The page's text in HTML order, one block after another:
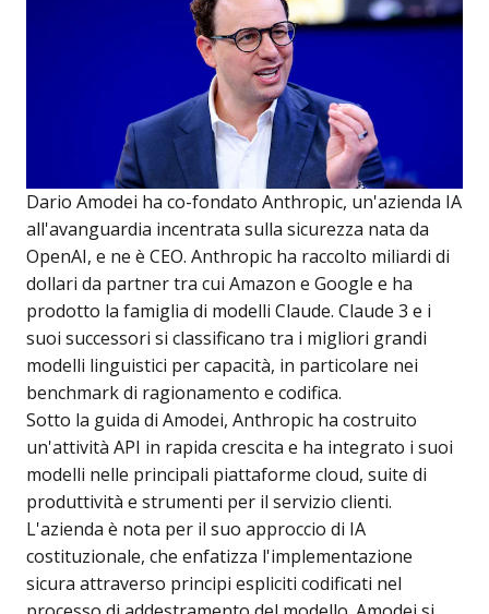
Dario Amodei ha co-fondato Anthropic, un'azienda IA
all'avanguardia incentrata sulla sicurezza nata da
OpenAI, e ne è CEO. Anthropic ha raccolto miliardi di
dollari da partner tra cui Amazon e Google e ha
prodotto la famiglia di modelli Claude. Claude 3 e i
suoi successori si classificano tra i migliori grandi
modelli linguistici per capacità, in particolare nei
benchmark di ragionamento e codifica.
Sotto la guida di Amodei, Anthropic ha costruito
un'attività API in rapida crescita e ha integrato i suoi
modelli nelle principali piattaforme cloud, suite di
produttività e strumenti per il servizio clienti.
L'azienda è nota per il suo approccio di IA
costituzionale, che enfatizza l'implementazione
sicura attraverso principi espliciti codificati nel